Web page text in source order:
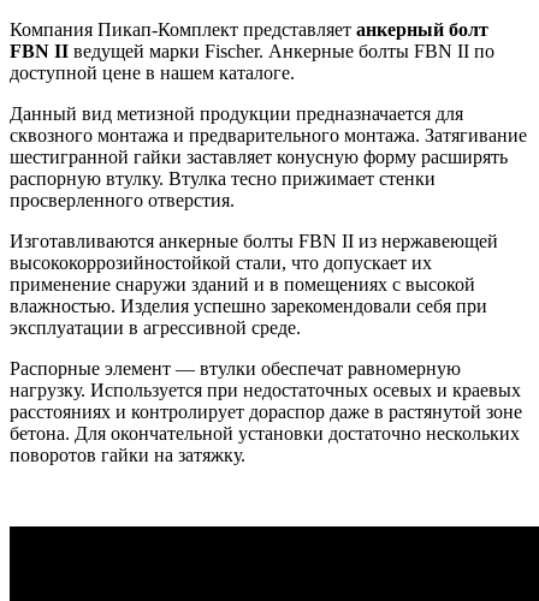
Компания Пикап-Комплект представляет анкерный болт
FBN II ведущей марки Fischer. Анкерные болты FBN II по
доступной цене в нашем каталоге.
Данный вид метизной продукции предназначается для
сквозного монтажа и предварительного монтажа. Затягивание
шестигранной гайки заставляет конусную форму расширять
распорную втулку. Втулка тесно прижимает стенки
просверленного отверстия.
Изготавливаются анкерные болты FBN II из нержавеющей
высококоррозийностойкой стали, что допускает их
применение снаружи зданий и в помещениях с высокой
влажностью. Изделия успешно зарекомендовали себя при
эксплуатации в агрессивной среде.
Распорные элемент — втулки обеспечат равномерную
нагрузку. Используется при недостаточных осевых и краевых
расстояниях и контролирует дораспор даже в растянутой зоне
бетона. Для окончательной установки достаточно нескольких
поворотов гайки на затяжку.